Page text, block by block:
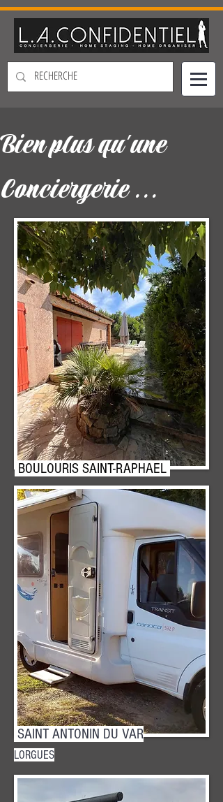
Bien plus qu'une
Conciergerie ...
BOULOURIS SAINT-RAPHAEL
SAINT ANTONIN DU VAR
LORGUES